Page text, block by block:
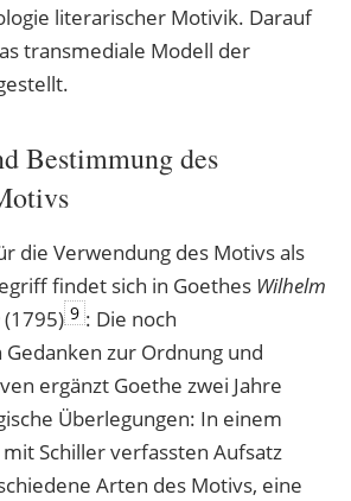
literarischer Motivik. Darauf
transmediale Modell der
Bestimmung des
die Verwendung des Motivs als
findet sich in Goethes Wilhelm
(1795) 9 : Die noch
zur Ordnung und
ergänzt Goethe zwei Jahre
Überlegungen: In einem
Schiller verfassten Aufsatz
Arten des Motivs, eine